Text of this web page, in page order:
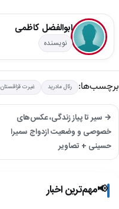
ابوالفضل کاظمی
نویسنده
برچسب‌ها: رئال مادرید غیرت قزاقستان
→ سیر تا پیاز زندگی، عکس‌های
خصوصی و وضعیت ازدواج سمیرا
حسینی + تصاویر
📢مهم‌ترین اخبار